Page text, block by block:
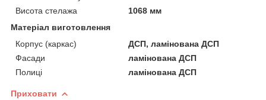
Висота стелажа
1068 мм
Матеріал виготовлення
Корпус (каркас)
ДСП, ламінована ДСП
Фасади
ламінована ДСП
Полиці
ламінована ДСП
Приховати